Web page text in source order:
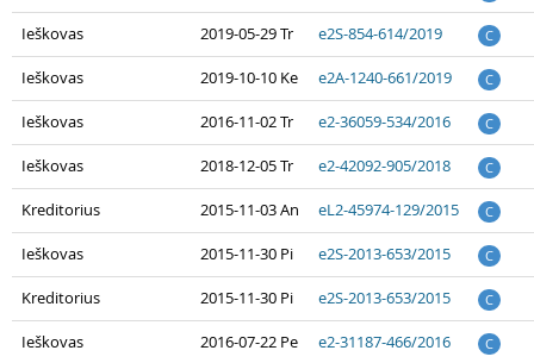
Ieškovas 2019-05-29 Tr e2S-854-614/2019 C
Ieškovas 2019-10-10 Ke e2A-1240-661/2019 C
Ieškovas 2016-11-02 Tr e2-36059-534/2016 C
Ieškovas 2018-12-05 Tr e2-42092-905/2018 C
Kreditorius 2015-11-03 An eL2-45974-129/2015 C
Ieškovas 2015-11-30 Pi e2S-2013-653/2015 C
Kreditorius 2015-11-30 Pi e2S-2013-653/2015 C
Ieškovas 2016-07-22 Pe e2-31187-466/2016 C